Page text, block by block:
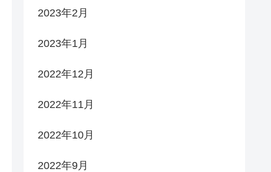
2023年2月
2023年1月
2022年12月
2022年11月
2022年10月
2022年9月